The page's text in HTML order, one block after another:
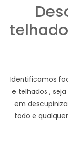
Identificamos
e telhados ,
em
todo e